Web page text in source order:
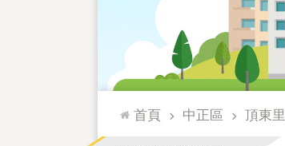
::: 首頁 中正區 頂東里